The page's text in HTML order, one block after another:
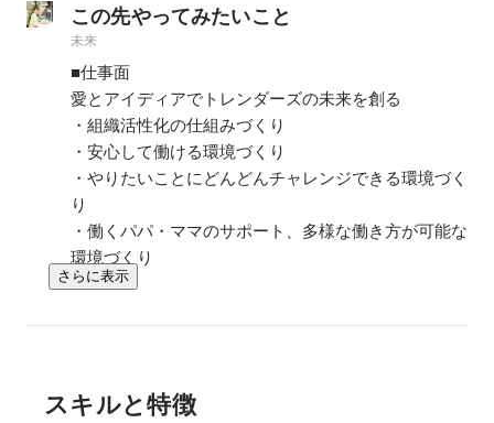
この先やってみたいこと
未来
■仕事面
愛とアイディアでトレンダーズの未来を創る
・組織活性化の仕組みづくり
・安心して働ける環境づくり
・やりたいことにどんどんチャレンジできる環境づく
り
・働くパパ・ママのサポート、多様な働き方が可能な
環境づくり
さらに表示
スキルと特徴